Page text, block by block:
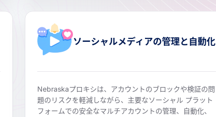
ソーシャルメディアの管理と自動化
Nebraskaプロキシは、アカウントのブロックや検証の問
題のリスクを軽減しながら、主要なソーシャル プラット
フォームでの安全なマルチアカウントの管理、自動化、